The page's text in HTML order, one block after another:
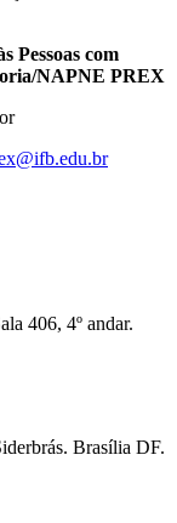
Pessoas com
NAPNE PREX
406, 4º andar.
Brasília DF.